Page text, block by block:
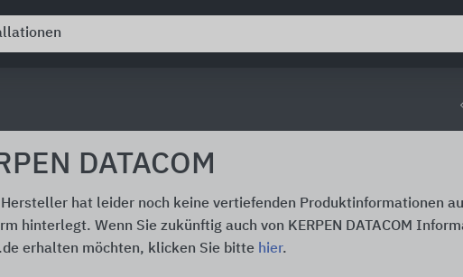
DATACOM
Hersteller hat leider noch keine vertiefenden Produktinformationen
hinterlegt. Wenn Sie zukünftig auch von KERPEN DATACOM
erhalten möchten, klicken Sie bitte hier.